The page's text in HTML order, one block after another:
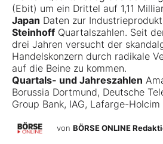
(Ebit) um ein Drittel auf 1,11
Japan Daten zur
Steinhoff Quartalszahlen. Seit
drei Jahren versucht der
Handelskonzern durch radikale
auf die Beine zu kommen.
Quartals- und Jahreszahlen
Borussia Dortmund, Deutsche
Group Bank, IAG, Lafarge-Holcim
von BÖRSE ONLINE